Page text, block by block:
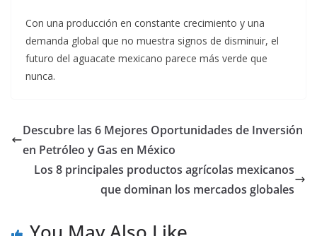
Con una producción en constante crecimiento y una
demanda global que no muestra signos de disminuir, el
futuro del aguacate mexicano parece más verde que
nunca.
Descubre las 6 Mejores Oportunidades de Inversión
en Petróleo y Gas en México
Los 8 principales productos agrícolas mexicanos
que dominan los mercados globales